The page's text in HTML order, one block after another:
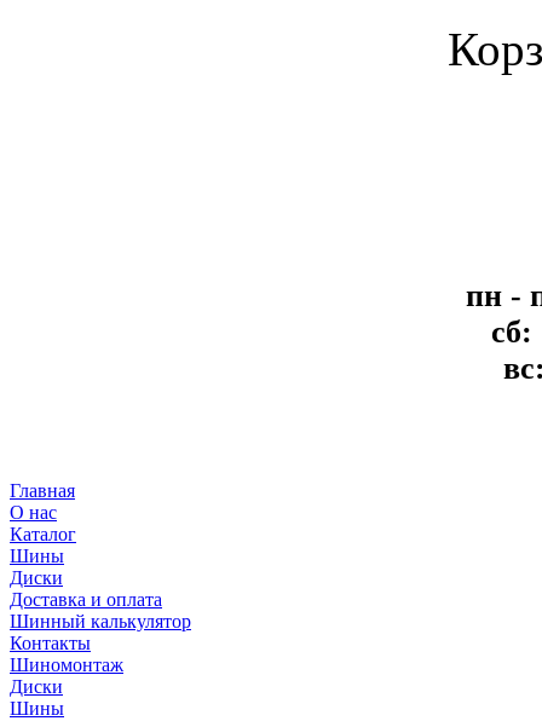
пн -
сб:
Главная
О нас
Каталог
Шины
Диски
Доставка и оплата
Шинный калькулятор
Контакты
Шиномонтаж
Диски
Шины